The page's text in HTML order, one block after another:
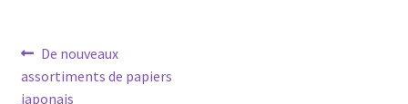
Navigation
de
Article
précédent :
De nouveaux
assortiments de papiers
japonais